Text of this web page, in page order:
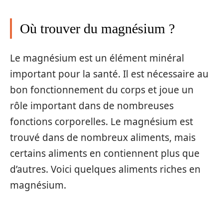
Où trouver du magnésium ?
Le magnésium est un élément minéral
important pour la santé. Il est nécessaire au
bon fonctionnement du corps et joue un
rôle important dans de nombreuses
fonctions corporelles. Le magnésium est
trouvé dans de nombreux aliments, mais
certains aliments en contiennent plus que
d’autres. Voici quelques aliments riches en
magnésium.